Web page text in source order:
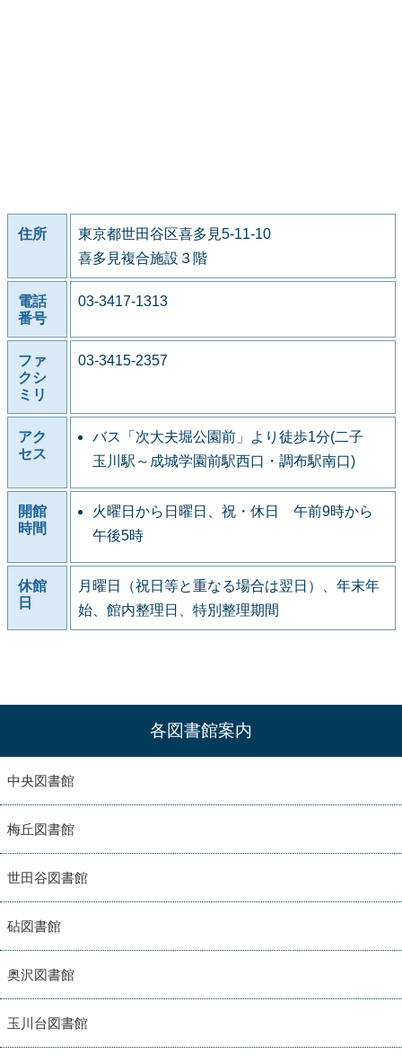
住所
東京都世田谷区喜多見5-11-10
喜多見複合施設３階
電話
番号
03-3417-1313
ファ
クシ
ミリ
03-3415-2357
アク
セス
バス「次大夫堀公園前」より徒歩1分(二子
玉川駅～成城学園前駅西口・調布駅南口)
開館
時間
火曜日から日曜日、祝・休日 午前9時から
午後5時
休館
日
月曜日（祝日等と重なる場合は翌日）、年末年
始、館内整理日、特別整理期間
各図書館案内
中央図書館
梅丘図書館
世田谷図書館
砧図書館
奥沢図書館
玉川台図書館